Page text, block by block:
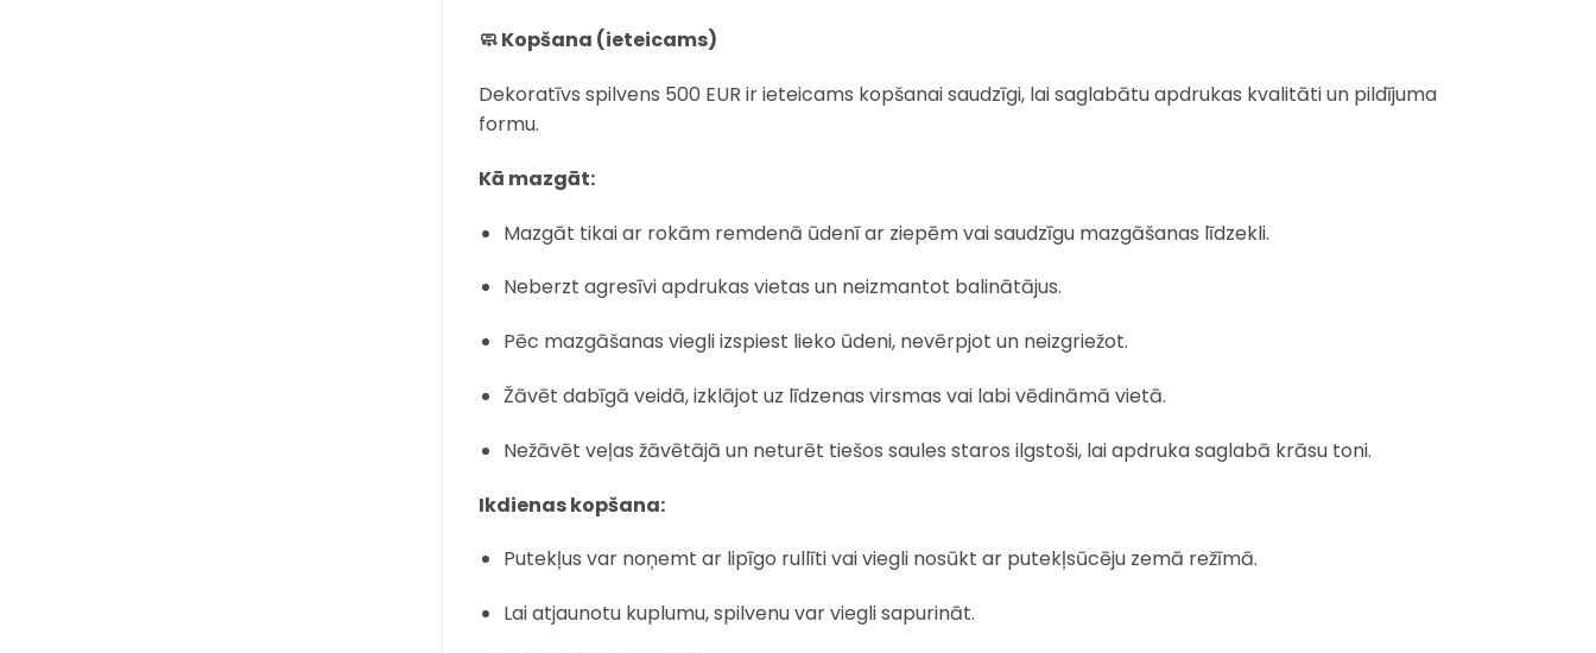
🧼 Kopšana (ieteicams)
Dekoratīvs spilvens 500 EUR ir ieteicams kopšanai saudzīgi, lai saglabātu apdrukas kvalitāti un pildījuma
formu.
Kā mazgāt:
Mazgāt tikai ar rokām remdenā ūdenī ar ziepēm vai saudzīgu mazgāšanas līdzekli.
Neberzt agresīvi apdrukas vietas un neizmantot balinātājus.
Pēc mazgāšanas viegli izspiest lieko ūdeni, nevērpjot un neizgriežot.
Žāvēt dabīgā veidā, izklājot uz līdzenas virsmas vai labi vēdināmā vietā.
Nežāvēt veļas žāvētājā un neturēt tiešos saules staros ilgstoši, lai apdruka saglabā krāsu toni.
Ikdienas kopšana:
Putekļus var noņemt ar lipīgo rullīti vai viegli nosūkt ar putekļsūcēju zemā režīmā.
Lai atjaunotu kuplumu, spilvenu var viegli sapurināt.